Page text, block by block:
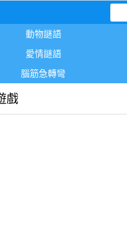
動物謎語
愛情謎語
腦筋急轉彎
戲